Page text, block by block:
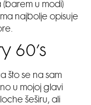
u modi)
najbolje opisuje
60’s
što se na sam
u mojoj glavi
šeširu, ali